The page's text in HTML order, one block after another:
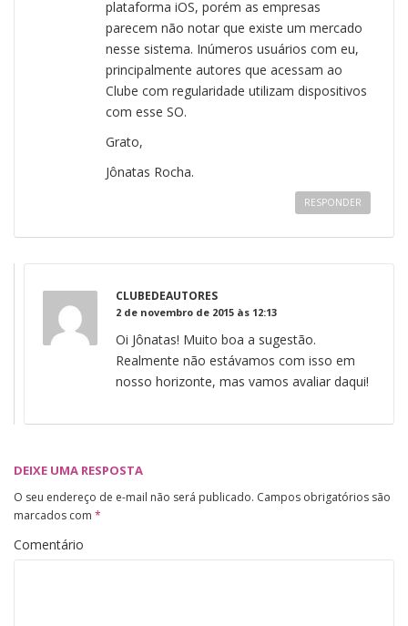
plataforma iOS, porém as empresas
parecem não notar que existe um mercado
nesse sistema. Inúmeros usuários com eu,
principalmente autores que acessam ao
Clube com regularidade utilizam dispositivos
com esse SO.
Grato,
Jônatas Rocha.
RESPONDER
CLUBEDEAUTORES
2 de novembro de 2015 às 12:13
Oi Jônatas! Muito boa a sugestão.
Realmente não estávamos com isso em
nosso horizonte, mas vamos avaliar daqui!
DEIXE UMA RESPOSTA
O seu endereço de e-mail não será publicado. Campos obrigatórios são
marcados com *
Comentário